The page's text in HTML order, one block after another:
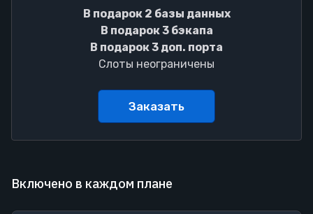
В подарок 2 базы данных
В подарок 3 бэкапа
В подарок 3 доп. порта
Слоты неограничены
Заказать
Включено в каждом плане